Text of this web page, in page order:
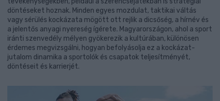
döntéseket hoznak. Minden egyes mozdulat, taktikai váltás
vagy sérülés kockázata mögött ott rejlik a dicsőség, a hírnév és
a jelentős anyagi nyereség ígérete. Magyarországon, ahol a sport
iránti szenvedély mélyen gyökerezik a kultúrában, különösen
érdemes megvizsgálni, hogyan befolyásolja ez a kockázat-
jutalom dinamika a sportolók és csapatok teljesítményét,
döntéseit és karrierjét.